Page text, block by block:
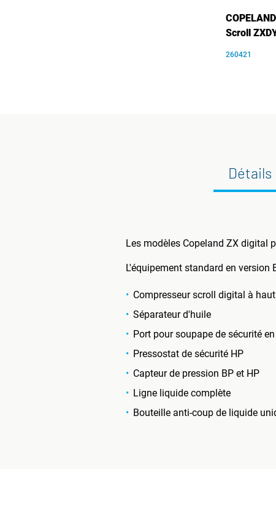
Scroll
260421
Détails
Les modèles Copeland ZX digital
L'équipement standard en version
Compresseur scroll digital à
Séparateur d'huile
Port pour soupape de sécurité
Pressostat de sécurité HP
Capteur de pression BP et HP
Ligne liquide complète
Bouteille anti-coup de liquide